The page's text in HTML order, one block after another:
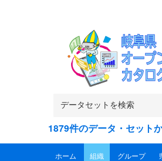
1879件のデータ・セット
ホーム 組織 グループ